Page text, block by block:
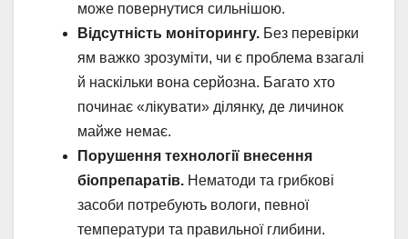
може повернутися сильнішою.
Відсутність моніторингу. Без перевірки
ям важко зрозуміти, чи є проблема взагалі
й наскільки вона серйозна. Багато хто
починає «лікувати» ділянку, де личинок
майже немає.
Порушення технології внесення
біопрепаратів. Нематоди та грибкові
засоби потребують вологи, певної
температури та правильної глибини.